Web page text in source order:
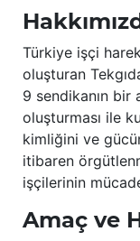
Türkiye işçi
oluşturan
9 sendikanın
oluşturması ile
kimliğini ve
itibaren
işçilerinin
Amaç ve